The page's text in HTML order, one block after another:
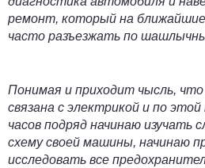
ремонт, который на
часто разъезжать по
Понимая и приходит чысль, что
связана с электрикой и по этой
часов подряд начинаю
схему своей машины, начинаю
исследовать все